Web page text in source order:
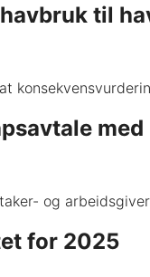
til
og
for 2025